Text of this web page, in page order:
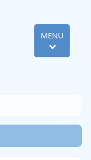
MENU